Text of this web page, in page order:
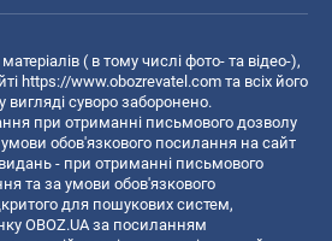
( в тому числі фото- та відео-),
https://www.obozrevatel.com та всіх його
суворо заборонено.
при отриманні письмового дозволу
умови обов'язкового посилання на сайт
видань - при отриманні письмового
та за умови обов'язкового
для пошукових систем,
OBOZ.UA за посиланням